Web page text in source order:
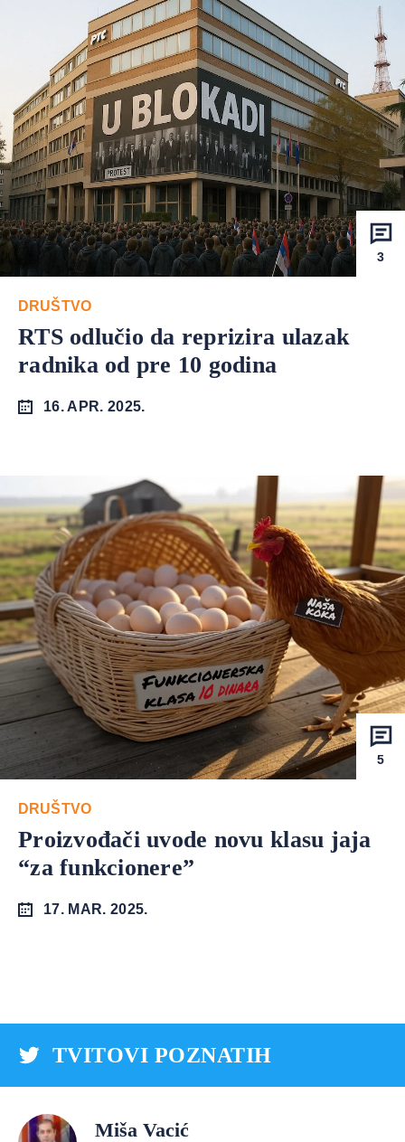
3
DRUŠTVO
RTS odlučio da reprizira ulazak
radnika od pre 10 godina
16. APR. 2025.
5
DRUŠTVO
Proizvođači uvode novu klasu jaja
“za funkcionere”
17. MAR. 2025.
TVITOVI POZNATIH
Miša Vacić